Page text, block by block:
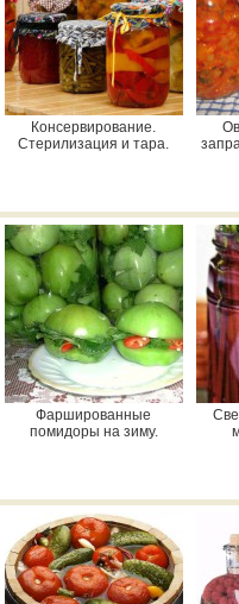
Консервирование.
Стерилизация и тара.
Фаршированные
помидоры на зиму.